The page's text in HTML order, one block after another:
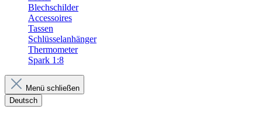
Blechschilder
Accessoires
Tassen
Schlüsselanhänger
Thermometer
Spark 1:8
Menü schließen
Deutsch